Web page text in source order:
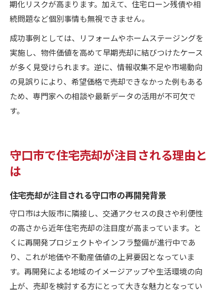
期化リスクが高まります。加えて、住宅ローン残債や相
続問題など個別事情も無視できません。
成功事例としては、リフォームやホームステージングを
実施し、物件価値を高めて早期売却に結びつけたケース
が多く見受けられます。逆に、情報収集不足や市場動向
の見誤りにより、希望価格で売却できなかった例もある
ため、専門家への相談や最新データの活用が不可欠で
す。
守口市で住宅売却が注目される理由と
は
住宅売却が注目される守口市の再開発背景
守口市は大阪市に隣接し、交通アクセスの良さや利便性
の高さから近年住宅売却の注目度が高まっています。と
くに再開発プロジェクトやインフラ整備が進行中であ
り、これが地価や不動産価値の上昇要因となっていま
す。再開発による地域のイメージアップや生活環境の向
上が、売却を検討する方にとって大きな魅力となってい